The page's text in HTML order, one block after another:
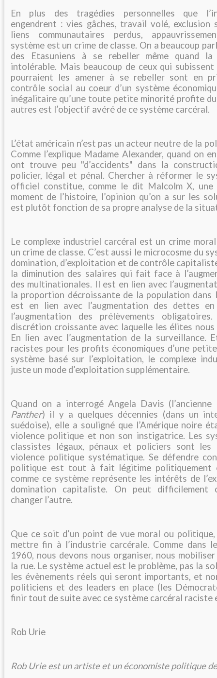
En plus des tragédies personnelles que
engendrent : vies gâches, travail volé, exclusion
liens communautaires perdus,
système est un crime de classe. On a beaucoup
des Etasuniens à se rebeller même quand
intolérable. Mais beaucoup de ceux qui
pourraient les amener à se rebeller sont en
contrôle social au coeur d’un système
inégalitaire qu’une toute petite minorité profite
autres est l’objectif avéré de ce système carcéral.
L’état américain n’est pas un acteur neutre de la
Comme l’explique Madame Alexander, quand on
ont trouve peu "d’accidents" dans la
policier, légal et pénal. Chercher à réformer le
officiel constitue, comme le dit Malcolm X,
moment de l’histoire, l’opinion qu’on a sur les
est plutôt fonction de sa propre analyse de la
Le complexe industriel carcéral est un crime
un crime de classe. C’est aussi le microcosme du
domination, d’exploitation et de contrôle
la diminution des salaires qui fait face à
des multinationales. Il est en lien avec
la proportion décroissante de la population dans
est en lien avec l’augmentation des dettes en
l’augmentation des prélèvements
discrétion croissante avec laquelle les élites
En lien avec l’augmentation de la surveillance.
racistes pour les profits économiques d’une
système basé sur l’exploitation, le complexe
juste un mode d’exploitation supplémentaire.
Quand on a interrogé Angela Davis
Panther) il y a quelques décennies (dans un
suédoise), elle a souligné que l’Amérique noire
violence politique et non son instigatrice. Les
classistes légaux, pénaux et policiers sont
violence politique systématique. Se défendre
politique est tout à fait légitime politiquement
comme ce système représente les intérêts de
domination capitaliste. On peut difficilement
changer l’autre.
Que ce soit d’un point de vue moral ou
mettre fin à l’industrie carcérale. Comme dans
1960, nous devons nous organiser, nous
la rue. Le système actuel est le problème, pas la
les évènements réels qui seront importants, et
politiciens et des leaders en place (les
finir tout de suite avec ce système carcéral raciste
Rob Urie
Rob Urie est un artiste et un économiste politique